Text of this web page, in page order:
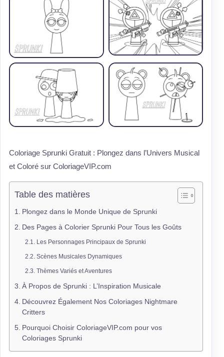
Coloriage Sprunki Gratuit : Plongez dans l’Univers Musical
et Coloré sur ColoriageVIP.com
Table des matières
Plongez dans le Monde Unique de Sprunki
Des Pages à Colorier Sprunki Pour Tous les Goûts
Les Personnages Principaux de Sprunki
Scènes Musicales Dynamiques
Thèmes Variés et Aventures
À Propos de Sprunki : L’Inspiration Musicale
Découvrez Également Nos Coloriages Nightmare
Critters
Pourquoi Choisir ColoriageVIP.com pour vos
Coloriages Sprunki